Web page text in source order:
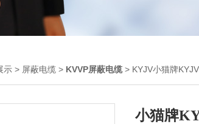
示 > 屏蔽电缆 > KVVP屏蔽电缆> KYJV小猫牌
小猫牌